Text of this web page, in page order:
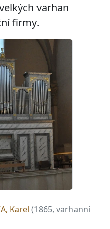
varhan
firmy.
Karel (1865, varhanní